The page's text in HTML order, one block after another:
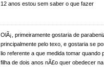
12 anos estou sem saber o que fazer
OlÃ¡, primeiramente gostaria de
principalmente pelo texo, e gostaria se
lio referente a que medida tomar quando
filha de dois anos nÃ£o quer obedecer